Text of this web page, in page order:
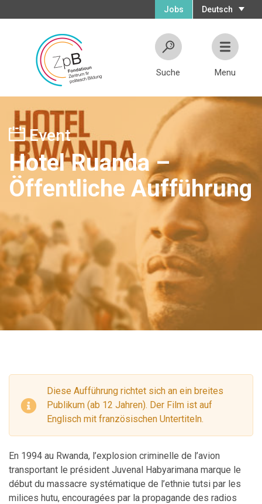
Deutsch
Jobs
Suche Menu
Event
Hotel Ruanda –
Öffentliche Aufführung
Diese Aufführung richtet sich an ein breites
Publikum (ab 12 Jahren). Der Film ist auf
Englisch mit französischen Untertiteln.
En 1994 au Rwanda, l’explosion criminelle de l’avion
transportant le président Juvenal Habyarimana marque le
début du massacre systématique de l’ethnie tutsi par les
milices hutu, encouragées par la propagande des radios